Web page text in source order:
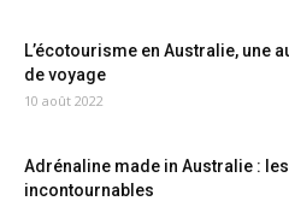
L’écotourisme en Australie, une
de voyage
10 août 2022
Adrénaline made in Australie :
incontournables